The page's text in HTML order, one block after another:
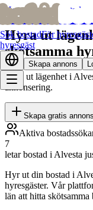
bofrid
Sök bostadFör
hyresgäst
Skapa annons
Hem/ Hyr ut bostad
Hyra ut
skötsamma
Hyra ut lägenhet i
annonsering.
Skapa gratis annons
Aktiva
7
letar bostad i Alvesta
Hyr ut din bostad i
hyresgäster. Vår
län att hitta skötsamma